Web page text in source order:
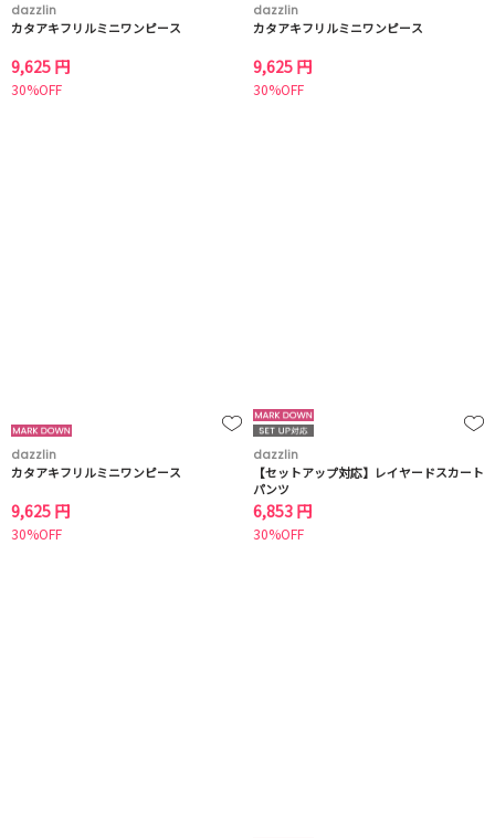
dazzlin
カタアキフリルミニワンピース
9,625 円
30%OFF
dazzlin
カタアキフリルミニワンピース
9,625 円
30%OFF
dazzlin
カタアキフリルミニワンピース
9,625 円
30%OFF
dazzlin
【セットアップ対応】レイヤードスカート
パンツ
6,853 円
30%OFF